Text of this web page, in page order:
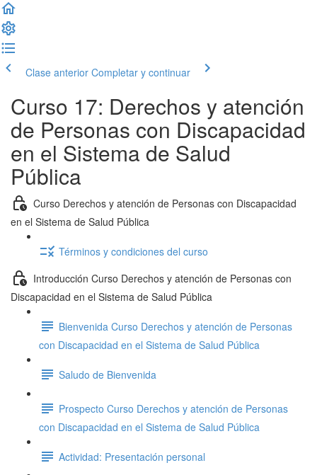
Clase anterior Completar y continuar
Curso 17: Derechos y atención
de Personas con Discapacidad
en el Sistema de Salud
Pública
Curso Derechos y atención de Personas con Discapacidad
en el Sistema de Salud Pública
Términos y condiciones del curso
Introducción Curso Derechos y atención de Personas con
Discapacidad en el Sistema de Salud Pública
Bienvenida Curso Derechos y atención de Personas
con Discapacidad en el Sistema de Salud Pública
Saludo de Bienvenida
Prospecto Curso Derechos y atención de Personas
con Discapacidad en el Sistema de Salud Pública
Actividad: Presentación personal